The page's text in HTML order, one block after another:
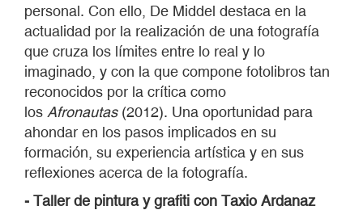
personal. Con ello, De Middel destaca en la
actualidad por la realización de una fotografía
que cruza los límites entre lo real y lo
imaginado, y con la que compone fotolibros tan
reconocidos por la crítica como
los Afronautas(2012). Una oportunidad para
ahondar en los pasos implicados en su
formación, su experiencia artística y en sus
reflexiones acerca de la fotografía.
- Taller de pintura y grafiti con Taxio Ardanaz